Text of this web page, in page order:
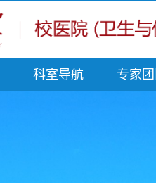
科室导航 专家